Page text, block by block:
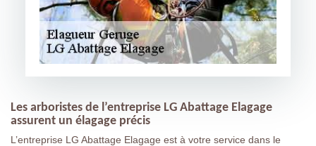
Les arboristes de l’entreprise LG Abattage Elagage
assurent un élagage précis
L’entreprise LG Abattage Elagage est à votre service dans le